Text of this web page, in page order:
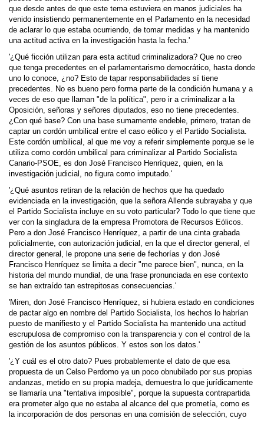
que desde antes de que este tema estuviera en manos judiciales ha
venido insistiendo permanentemente en el Parlamento en la necesidad
de aclarar lo que estaba ocurriendo, de tomar medidas y ha mantenido
una actitud activa en la investigación hasta la fecha.'
'¿Qué ficción utilizan para esta actitud crimina­lizadora? Que no creo
que tenga precedentes en el parlamentarismo democrático, hasta donde
uno lo conoce, ¿no? Esto de tapar responsabilidades sí tiene
precedentes. No es bueno pero forma parte de la condición humana y a
veces de eso que llaman "de la política", pero ir a criminalizar a la
Oposición, señoras y señores diputados, eso no tiene precedentes.
¿Con qué base? Con una base sumamente endeble, primero, tratan de
captar un cordón umbilical entre el caso eólico y el Partido Socialista.
Este cordón umbilical, al que me voy a referir simplemente porque se le
utiliza como cordón umbilical para criminalizar al Partido Socialista
Canario-PSOE, es don José Francisco Henríquez, quien, en la
investigación judicial, no figura como imputado.'
'¿Qué asuntos retiran de la relación de hechos que ha quedado
evidenciada en la investigación, que la señora Allende subrayaba y que
el Partido Socialista incluye en su voto particular? Todo lo que tiene que
ver con la singladura de la empresa Promotora de Recursos Eólicos.
Pero a don José Francisco Henríquez, a partir de una cinta grabada
policialmente, con autorización judicial, en la que el director general, el
director general, le propone una serie de fechorías y don José
Francisco Henríquez se limita a decir "me parece bien", nunca, en la
historia del mundo mundial, de una frase pronunciada en ese contexto
se han extraído tan estrepitosas consecuencias.'
'Miren, don José Francisco Henríquez, si hubiera estado en condiciones
de pactar algo en nombre del Partido Socialista, los hechos lo habrían
puesto de manifiesto y el Partido Socialista ha mantenido una actitud
escrupulosa de com­promiso con la transparencia y con el control de la
gestión de los asuntos públicos. Y estos son los datos.'
'¿Y cuál es el otro dato? Pues probablemente el dato de que esa
propuesta de un Celso Perdomo ya un poco obnubilado por sus propias
andanzas, metido en su propia madeja, demuestra lo que jurídicamente
se llamaría una "tentativa im­posible", porque la supuesta contrapartida
era prometer algo que no estaba al alcance del que prometía, como es
la incorporación de dos personas en una comisión de selección, cuyo